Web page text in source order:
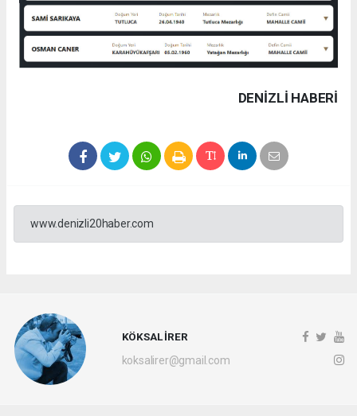
DENIZLI HABERİ
www.denizli20haber.com
KÖKSAL İRER
koksalirer@gmail.com